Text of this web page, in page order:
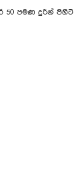
පමණ දුරින්